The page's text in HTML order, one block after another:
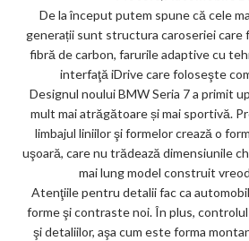
m
ar
ks
De la început putem spune că cele
generații sunt structura caroseriei care
fibră de carbon, farurile adaptive cu
interfaţă iDrive care foloseşte
Designul noului BMW Seria 7 a primit
mult mai atrăgătoare și mai sportivă.
limbajul liniilor şi formelor crează o
uşoară, care nu trădează dimensiunile
mai lung model construit
Atenţiile pentru detalii fac ca
forme şi contraste noi. În plus,
şi detaliilor, aşa cum este forma